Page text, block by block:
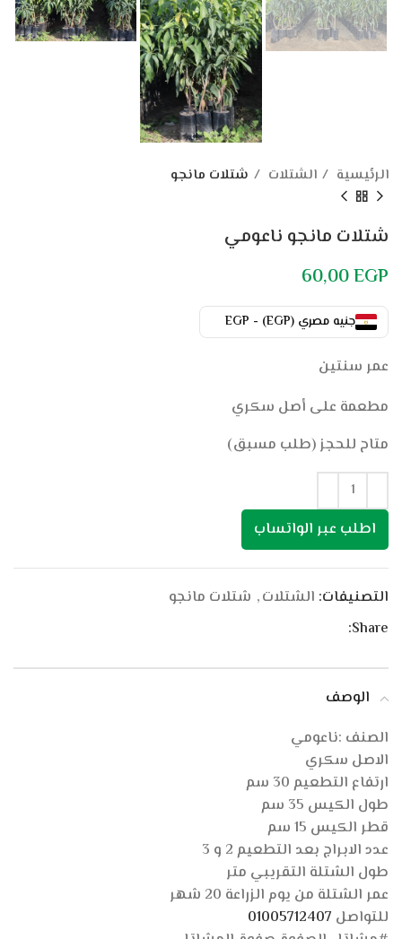
الرئيسية الشتلات شتلات مانجو
شتلات مانجو ناعومي
60,00EGP
جنيه مصري (EGP) - EGP
عمر سنتين
مطعمة على أصل سكري
متاح للحجز (طلب مسبق)
اطلب عبر الواتساب
التصنيفات: الشتلات, شتلات مانجو
Share:
الوصف
الصنف :ناعومي
الاصل سكري
ارتفاع التطعيم 30 سم
طول الكيس 35 سم
قطر الكيس 15 سم
عدد الابراج بعد التطعيم 2 و 3
طول الشتلة التقريبي متر
عمر الشتلة من يوم الزراعة 20 شهر
للتواصل 01005712407